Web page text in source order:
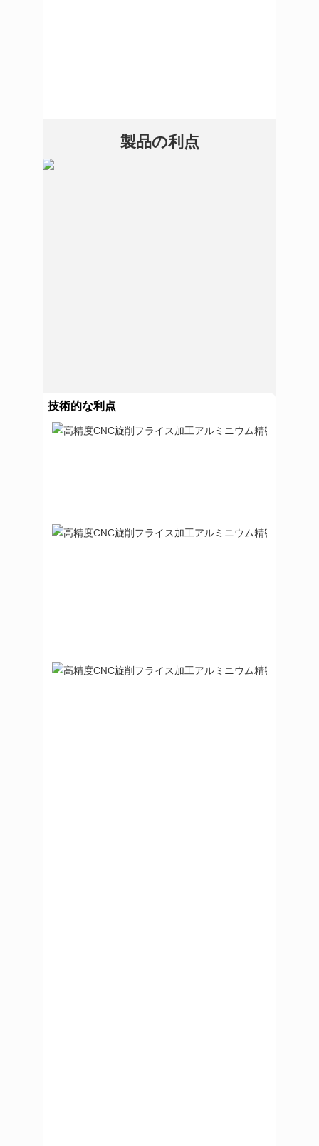
製品の利点
技術的な利点